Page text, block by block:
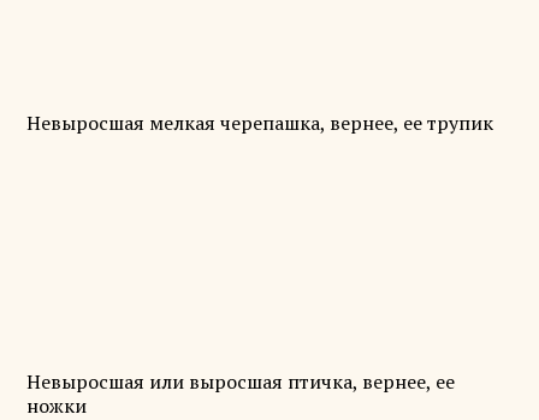
Невыросшая мелкая черепашка, вернее, ее трупик
Невыросшая или выросшая птичка, вернее, ее
ножки